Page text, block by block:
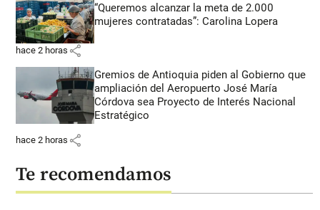
“Queremos alcanzar la meta de 2.000
mujeres contratadas”: Carolina Lopera
hace 2 horas share
Gremios de Antioquia piden al Gobierno que
ampliación del Aeropuerto José María
Córdova sea Proyecto de Interés Nacional
Estratégico
hace 2 horas share
Te recomendamos